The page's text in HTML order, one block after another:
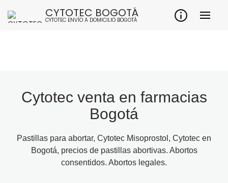
CYTOTEC BOGOTÁ
CYTOTEC ENVÍO A DOMICILIO BOGOTÁ
Cytotec venta en farmacias
Bogotá
Pastillas para abortar, Cytotec Misoprostol, Cytotec en
Bogotá, precios de pastillas abortivas. Abortos
consentidos. Abortos legales.